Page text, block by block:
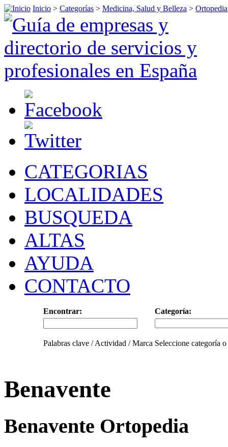
Inicio > Categorías > Medicina, Salud y Belleza > Ortopedia
CATEGORIAS
LOCALIDADES
BUSQUEDA
ALTAS
AYUDA
CONTACTO
Encontrar: Categoría:
Palabras clave / Actividad / Marca Seleccione categoría
Benavente
Benavente Ortopedia